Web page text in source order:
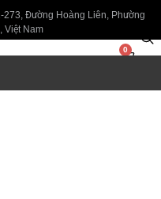
Đường Hoàng Liên, Phường
Việt Nam
0